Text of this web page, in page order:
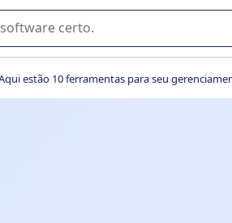
para sua empresa.
estão 10 ferramentas para seu